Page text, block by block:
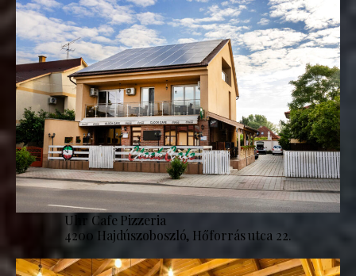
Uhr Cafe Pizzeria
4200 Hajdúszoboszló, Hőforrás utca 22.